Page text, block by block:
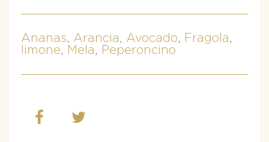
Ananas, Arancia , Avocado, Fragola ,
limone, Mela , Peperoncino